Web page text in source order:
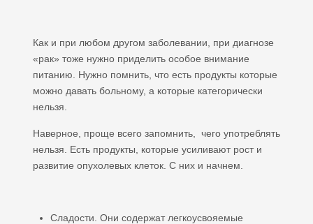
Как и при любом другом заболевании, при диагнозе
«рак» тоже нужно приделить особое внимание
питанию. Нужно помнить, что есть продукты которые
можно давать больному, а которые категорически
нельзя.
Наверное, проще всего запомнить, чего употреблять
нельзя. Есть продукты, которые усиливают рост и
развитие опухолевых клеток. С них и начнем.
Сладости. Они содержат легкоусвояемые